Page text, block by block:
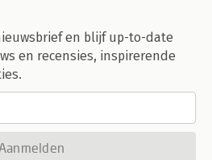
en blijf up-to-date
en recensies, inspirerende
Aanmelden